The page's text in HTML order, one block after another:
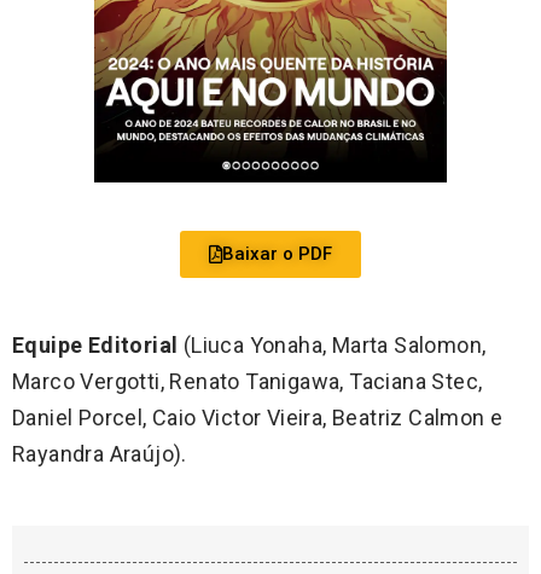
Baixar o PDF
Equipe Editorial (Liuca Yonaha, Marta Salomon,
Marco Vergotti, Renato Tanigawa, Taciana Stec,
Daniel Porcel, Caio Victor Vieira, Beatriz Calmon e
Rayandra Araújo).